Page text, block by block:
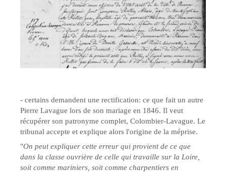
- certains demandent une rectification: ce que fait un autre
Pierre Lavague lors de son mariage en 1846. Il veut
récupérer son patronyme complet, Colombier-Lavague. Le
tribunal accepte et explique alors l'origine de la méprise.
"On peut expliquer cette erreur qui provient de ce que
dans la classe ouvrière de celle qui travaille sur la Loire,
soit comme mariniers, soit comme charpentiers en